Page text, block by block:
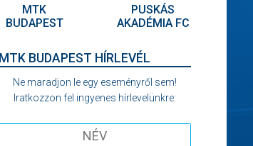
MTK
BUDAPEST
PUSKÁS
AKADÉMIA FC
MTK BUDAPEST HÍRLEVÉL
Ne maradjon le egy eseményről sem!
Iratkozzon fel ingyenes hírlevelünkre: